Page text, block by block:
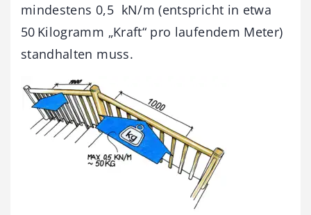
mindestens 0,5 kN/m (entspricht in etwa
50 Kilogramm „Kraft“ pro laufendem Meter)
standhalten muss.